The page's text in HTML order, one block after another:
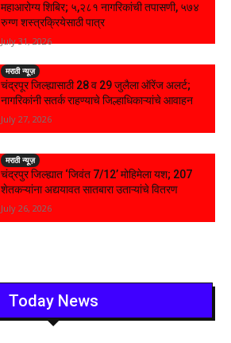
महाआरोग्य शिबिर; ५,२८१ नागरिकांची तपासणी, ५७४
रुग्ण शस्त्रक्रियेसाठी पात्र
July 31, 2026
मराठी न्यूज़
चंद्रपूर जिल्ह्यासाठी 28 व 29 जुलैला ऑरेंज अलर्ट;
नागरिकांनी सतर्क राहण्याचे जिल्हाधिकाऱ्यांचे आवाहन
July 27, 2026
मराठी न्यूज़
चंद्रपुर जिल्ह्यात ‘जिवंत 7/12’ मोहिमेला यश; 207
शेतकऱ्यांना अद्ययावत सातबारा उताऱ्यांचे वितरण
July 26, 2026
Today News